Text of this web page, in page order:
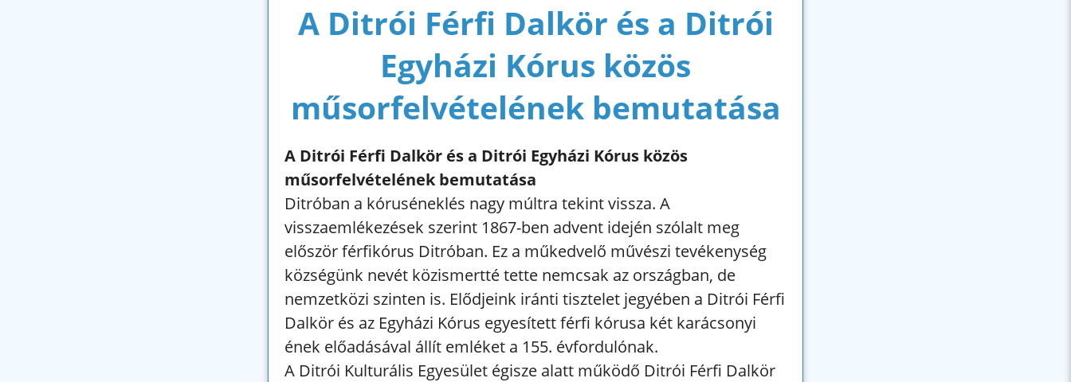
A Ditrói Férfi Dalkör és a Ditrói
Egyházi Kórus közös
műsorfelvételének bemutatása
A Ditrói Férfi Dalkör és a Ditrói Egyházi Kórus közös
műsorfelvételének bemutatása
Ditróban a kóruséneklés nagy múltra tekint vissza. A
visszaemlékezések szerint 1867-ben advent idején szólalt meg
először férfikórus Ditróban. Ez a műkedvelő művészi tevékenység
községünk nevét közismertté tette nemcsak az országban, de
nemzetközi szinten is. Elődjeink iránti tisztelet jegyében a Ditrói Férfi
Dalkör és az Egyházi Kórus egyesített férfi kórusa két karácsonyi
ének előadásával állít emléket a 155. évfordulónak.
A Ditrói Kulturális Egyesület égisze alatt működő Ditrói Férfi Dalkör